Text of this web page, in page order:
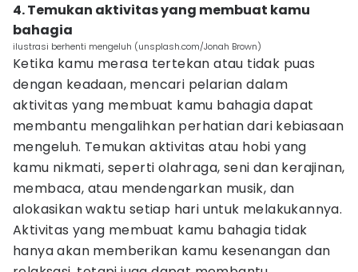
4. Temukan aktivitas yang membuat kamu
bahagia
ilustrasi berhenti mengeluh (unsplash.com/Jonah Brown)
Ketika kamu merasa tertekan atau tidak puas
dengan keadaan, mencari pelarian dalam
aktivitas yang membuat kamu bahagia dapat
membantu mengalihkan perhatian dari kebiasaan
mengeluh. Temukan aktivitas atau hobi yang
kamu nikmati, seperti olahraga, seni dan kerajinan,
membaca, atau mendengarkan musik, dan
alokasikan waktu setiap hari untuk melakukannya.
Aktivitas yang membuat kamu bahagia tidak
hanya akan memberikan kamu kesenangan dan